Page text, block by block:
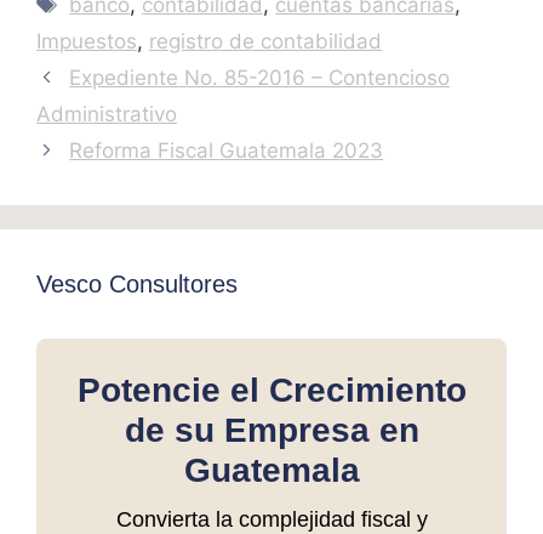
banco, contabilidad , cuentas bancarias,
Impuestos, registro de contabilidad
Expediente No. 85-2016 – Contencioso
Administrativo
Reforma Fiscal Guatemala 2023
Vesco Consultores
Potencie el Crecimiento
de su Empresa en
Guatemala
Convierta la complejidad fiscal y